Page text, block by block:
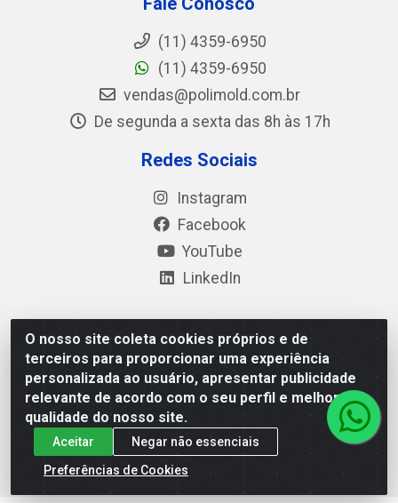
O nosso site coleta cookies próprios e de
terceiros para proporcionar uma experiência
personalizada ao usuário, apresentar publicidade
relevante de acordo com o seu perfil e melhorar a
qualidade do nosso site.
Aceitar
Negar não essenciais
Preferências de Cookies
(11) 4359-6950
(11) 4359-6950
vendas@polimold.com.br
De segunda a sexta das 8h às 17h
Redes Sociais
Instagram
Facebook
YouTube
LinkedIn
Polimold Industrial Ltda - Estrada dos Casa, 4585 – São
Bernardo do Campo / SP – CEP: 09.840-000 - CNPJ
44.106.466/0001-41